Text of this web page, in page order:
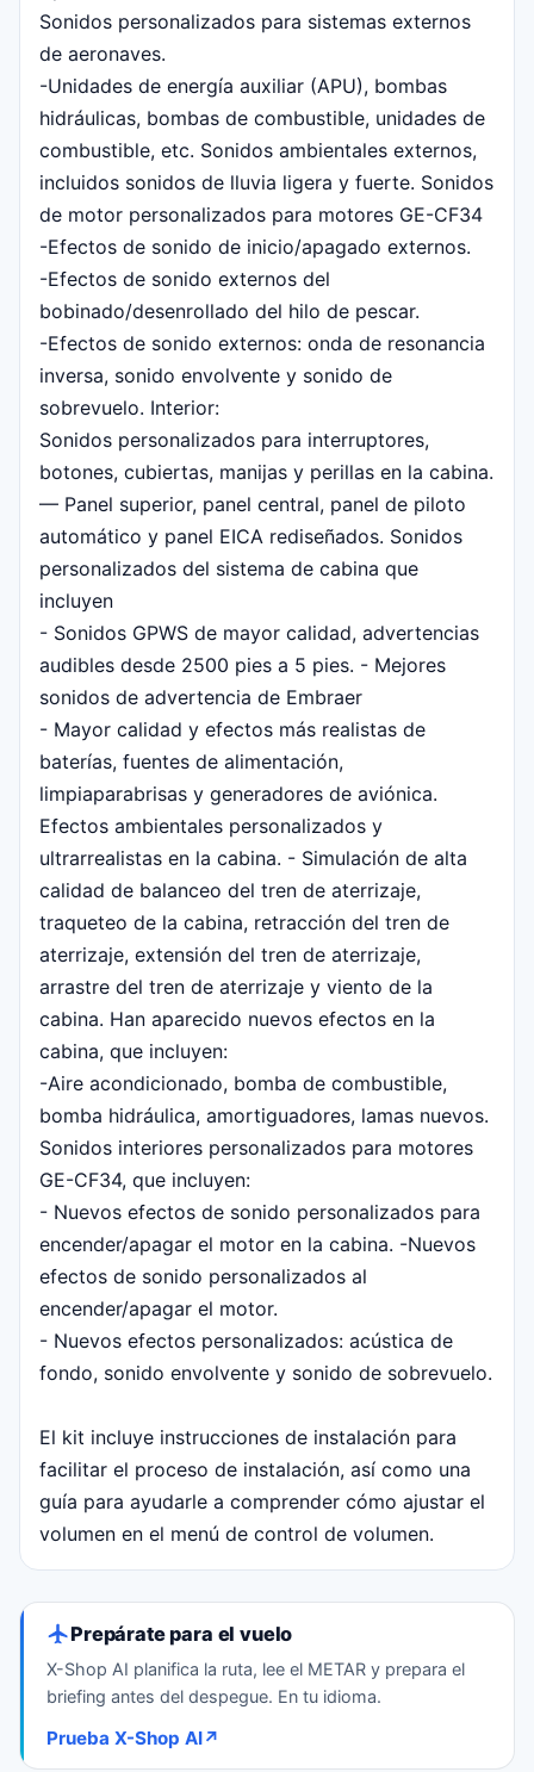
Sonidos personalizados para sistemas externos
de aeronaves.
-Unidades de energía auxiliar (APU), bombas
hidráulicas, bombas de combustible, unidades de
combustible, etc. Sonidos ambientales externos,
incluidos sonidos de lluvia ligera y fuerte. Sonidos
de motor personalizados para motores GE-CF34
-Efectos de sonido de inicio/apagado externos.
-Efectos de sonido externos del
bobinado/desenrollado del hilo de pescar.
-Efectos de sonido externos: onda de resonancia
inversa, sonido envolvente y sonido de
sobrevuelo. Interior:
Sonidos personalizados para interruptores,
botones, cubiertas, manijas y perillas en la cabina.
— Panel superior, panel central, panel de piloto
automático y panel EICA rediseñados. Sonidos
personalizados del sistema de cabina que
incluyen
- Sonidos GPWS de mayor calidad, advertencias
audibles desde 2500 pies a 5 pies. - Mejores
sonidos de advertencia de Embraer
- Mayor calidad y efectos más realistas de
baterías, fuentes de alimentación,
limpiaparabrisas y generadores de aviónica.
Efectos ambientales personalizados y
ultrarrealistas en la cabina. - Simulación de alta
calidad de balanceo del tren de aterrizaje,
traqueteo de la cabina, retracción del tren de
aterrizaje, extensión del tren de aterrizaje,
arrastre del tren de aterrizaje y viento de la
cabina. Han aparecido nuevos efectos en la
cabina, que incluyen:
-Aire acondicionado, bomba de combustible,
bomba hidráulica, amortiguadores, lamas nuevos.
Sonidos interiores personalizados para motores
GE-CF34, que incluyen:
- Nuevos efectos de sonido personalizados para
encender/apagar el motor en la cabina. -Nuevos
efectos de sonido personalizados al
encender/apagar el motor.
- Nuevos efectos personalizados: acústica de
fondo, sonido envolvente y sonido de sobrevuelo.
El kit incluye instrucciones de instalación para
facilitar el proceso de instalación, así como una
guía para ayudarle a comprender cómo ajustar el
volumen en el menú de control de volumen.
Prepárate para el vuelo
X-Shop AI planifica la ruta, lee el METAR y prepara el
briefing antes del despegue. En tu idioma.
Prueba X-Shop AI↗